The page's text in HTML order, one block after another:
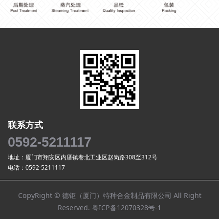
联系方式
0592-5211117
地址：厦门市翔安区内厝镇巷北工业区赵岗路308至312号
电话：0592-5211117
CopyRight © 德钜（厦门）特种合金制品有限公司 All Right
Reserved. 粤ICP备12070328号-1